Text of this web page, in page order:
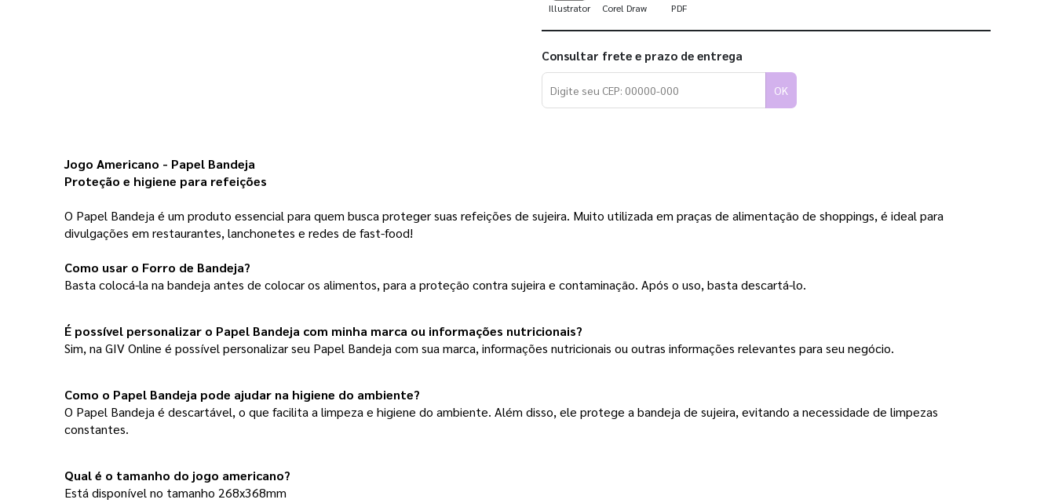
Illustrator Corel Draw PDF
Consultar frete e prazo de entrega
OK
Jogo Americano - Papel Bandeja
Proteção e higiene para refeições
O Papel Bandeja é um produto essencial para quem busca proteger suas refeições de sujeira. Muito utilizada em praças de alimentação de shoppings, é ideal para
divulgações em restaurantes, lanchonetes e redes de fast-food!
Como usar o Forro de Bandeja?
Basta colocá-la na bandeja antes de colocar os alimentos, para a proteção contra sujeira e contaminação. Após o uso, basta descartá-lo.
É possível personalizar o Papel Bandeja com minha marca ou informações nutricionais?
Sim, na GIV Online é possível personalizar seu Papel Bandeja com sua marca, informações nutricionais ou outras informações relevantes para seu negócio.
Como o Papel Bandeja pode ajudar na higiene do ambiente?
O Papel Bandeja é descartável, o que facilita a limpeza e higiene do ambiente. Além disso, ele protege a bandeja de sujeira, evitando a necessidade de limpezas
constantes.
Qual é o tamanho do jogo americano?
Está disponível no tamanho 268x368mm